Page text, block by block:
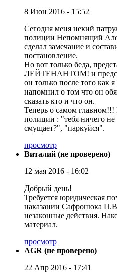
8 Июн 2016 - 15:52
Сегодня меня некий
полиции Непомнящий
сделал замечание и
постановление.
Но вот только беда,
ЛЕЙТЕНАНТОМ! и
он только после того как
напомнил о том что он
сказать кто и что он.
Теперь о самом главном!!!
полиции : "тебя ничего не
смущает?", "паркуйся".
просмотр
Виталий (не проверено)
12 мая 2016 - 16:02
Добрый день!
Требуется юридическая
наказании Сафронюка
незаконные действия.
материал.
просмотр
AGR (не проверено)
22 Апр 2016 - 17:41